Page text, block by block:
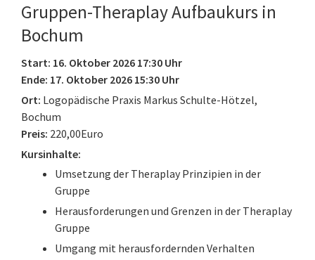
Gruppen-Theraplay Aufbaukurs in
Bochum
Start: 16. Oktober 2026 17:30 Uhr
Ende: 17. Oktober 2026 15:30 Uhr
Ort: Logopädische Praxis Markus Schulte-Hötzel,
Bochum
Preis: 220,00Euro
Kursinhalte:
Umsetzung der Theraplay Prinzipien in der
Gruppe
Herausforderungen und Grenzen in der Theraplay
Gruppe
Umgang mit herausfordernden Verhalten